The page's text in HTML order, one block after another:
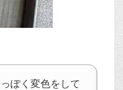
ぽく変色をして